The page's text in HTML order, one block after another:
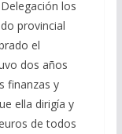
los
provincial
el
dos años
finanzas y
ella dirigía y
de todos